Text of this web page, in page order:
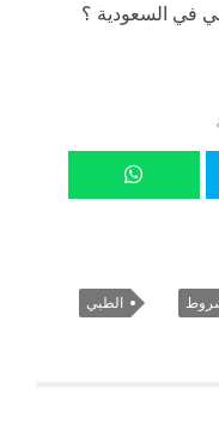
في السعودية ؟
الطبي